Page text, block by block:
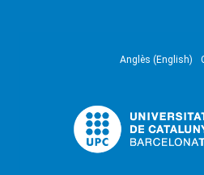
Anglès (English)